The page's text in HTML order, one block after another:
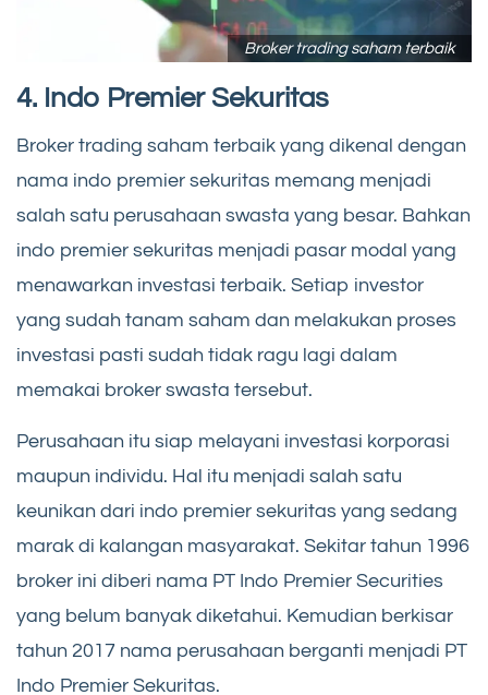
Broker trading saham terbaik
4. Indo Premier Sekuritas
Broker trading saham terbaik yang dikenal dengan
nama indo premier sekuritas memang menjadi
salah satu perusahaan swasta yang besar. Bahkan
indo premier sekuritas menjadi pasar modal yang
menawarkan investasi terbaik. Setiap investor
yang sudah tanam saham dan melakukan proses
investasi pasti sudah tidak ragu lagi dalam
memakai broker swasta tersebut.
Perusahaan itu siap melayani investasi korporasi
maupun individu. Hal itu menjadi salah satu
keunikan dari indo premier sekuritas yang sedang
marak di kalangan masyarakat. Sekitar tahun 1996
broker ini diberi nama PT Indo Premier Securities
yang belum banyak diketahui. Kemudian berkisar
tahun 2017 nama perusahaan berganti menjadi PT
Indo Premier Sekuritas.